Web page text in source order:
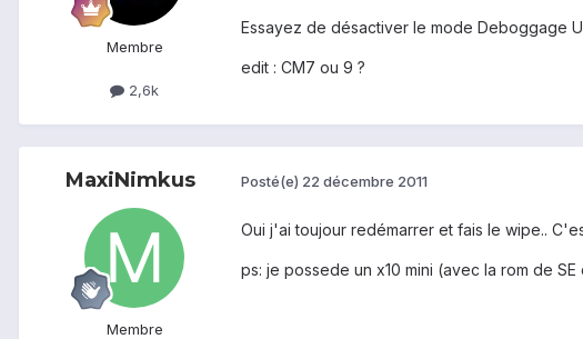
Membre
2,6k
Essayez de désactiver le mode Deboggage
edit : CM7 ou 9 ?
MaxiNimkus
Membre
Posté(e) 22 décembre 2011
Oui j'ai toujour redémarrer et fais le wipe..
ps: je possede un x10 mini (avec la rom de